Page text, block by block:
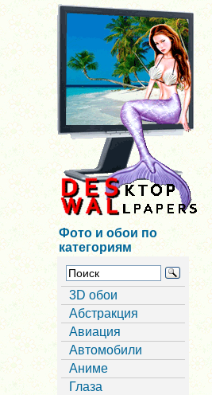
Фото и обои по
категориям
3D обои
Абстракция
Авиация
Автомобили
Аниме
Глаза